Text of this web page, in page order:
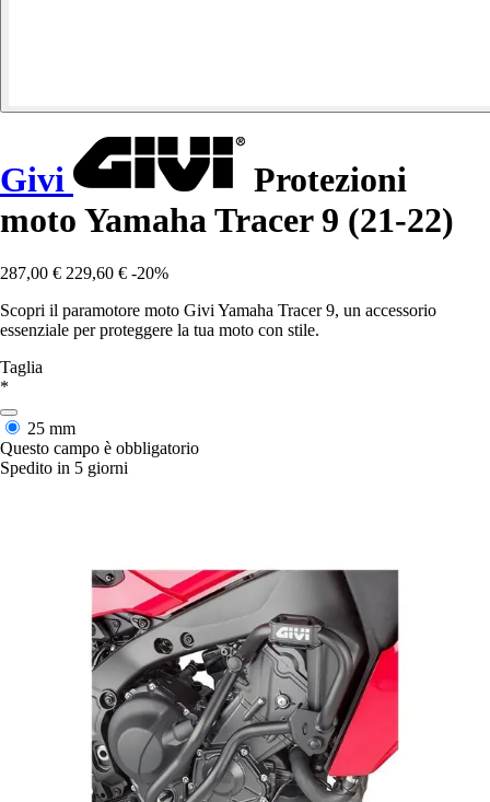
Givi
Protezioni
moto Yamaha Tracer 9 (21-22)
287,00 € 229,60 € -20%
Scopri il paramotore moto Givi Yamaha Tracer 9, un accessorio
essenziale per proteggere la tua moto con stile.
Taglia
*
25 mm
Questo campo è obbligatorio
Spedito in 5 giorni